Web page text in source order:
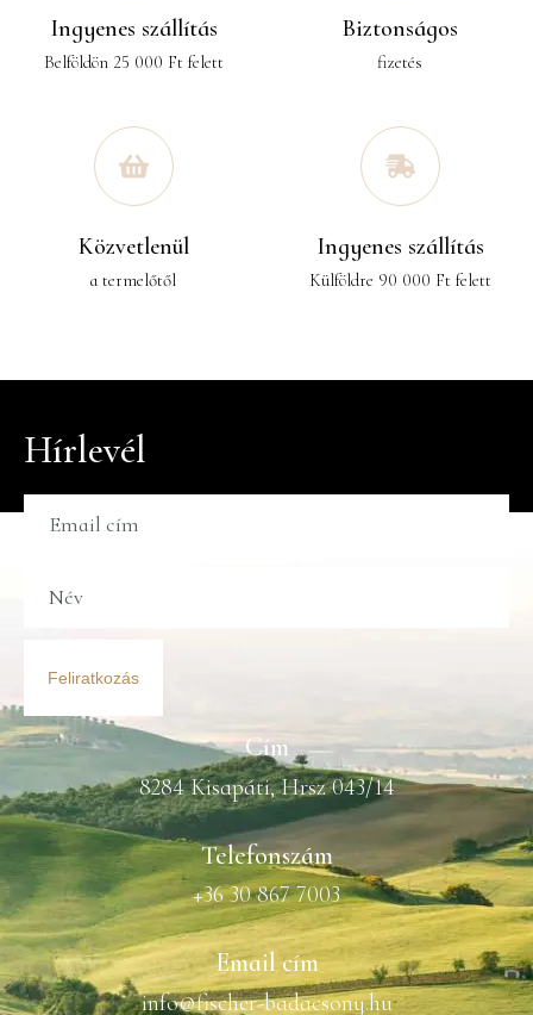
Ingyenes szállítás
Belföldön 25 000 Ft felett
Biztonságos
fizetés
Közvetlenül
a termelőtől
Ingyenes szállítás
Külföldre 90 000 Ft felett
Hírlevél
Feliratkozás
Cím
8284 Kisapáti, Hrsz 043/14
Telefonszám
+36 30 867 7003
Email cím
info@fischer-badacsony.hu